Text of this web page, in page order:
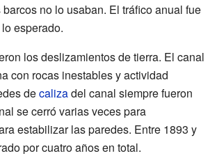
no lo usaban. El tráfico anual fue
esperado.
los deslizamientos de tierra. El canal
con rocas inestables y actividad
decalizadel canal siempre fueron
se cerró varias veces para
estabilizar las paredes. Entre 1893 y
por cuatro años en total.